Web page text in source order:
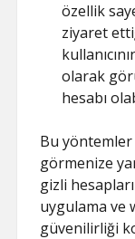
özellik
ziyaret
olarak
hesabı
Bu yöntemler
görmenize
gizli
uygulama ve
güvenilirliği